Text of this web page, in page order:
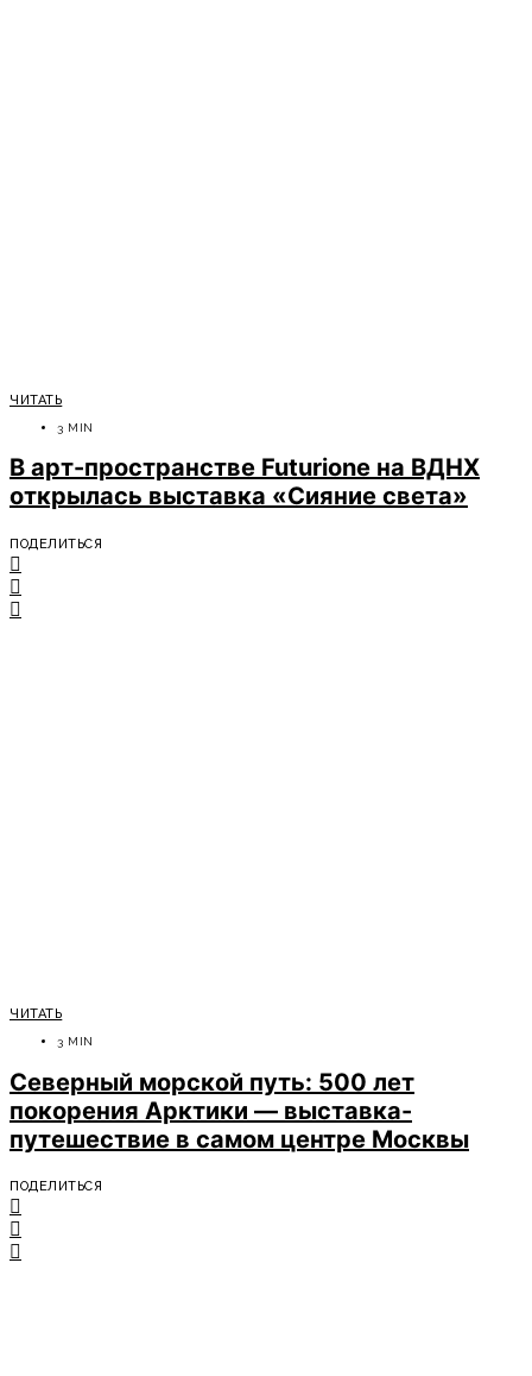
ЧИТАТЬ
3 MIN
В арт-пространстве Futurione на ВДНХ
открылась выставка «Сияние света»
ПОДЕЛИТЬСЯ
ЧИТАТЬ
3 MIN
Северный морской путь: 500 лет
покорения Арктики — выставка-
путешествие в самом центре Москвы
ПОДЕЛИТЬСЯ